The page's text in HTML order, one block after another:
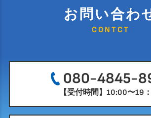
お問い合わ
CONTCT
080-4845-
【受付時間】10:00〜19